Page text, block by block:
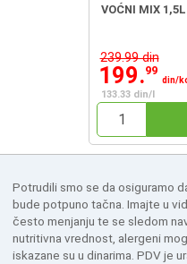
VOĆNI MIX 1,5L
239.99 din
199.99
din/
133.33 din/l
Potrudili smo se da osiguramo
bude potpuno tačna. Imajte u
često menjanju te se sledom
nutritivna vrednost, alergeni
iskazane su u dinarima. PDV je